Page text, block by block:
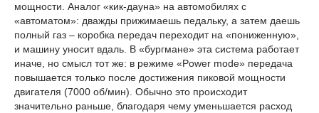
мощности. Аналог «кик-дауна» на автомобилях с
«автоматом»: дважды прижимаешь педальку, а затем даешь
полный газ – коробка передач переходит на «пониженную»,
и машину уносит вдаль. В «бургмане» эта система работает
иначе, но смысл тот же: в режиме «Power mode» передача
повышается только после достижения пиковой мощности
двигателя (7000 об/мин). Обычно это происходит
значительно раньше, благодаря чему уменьшается расход